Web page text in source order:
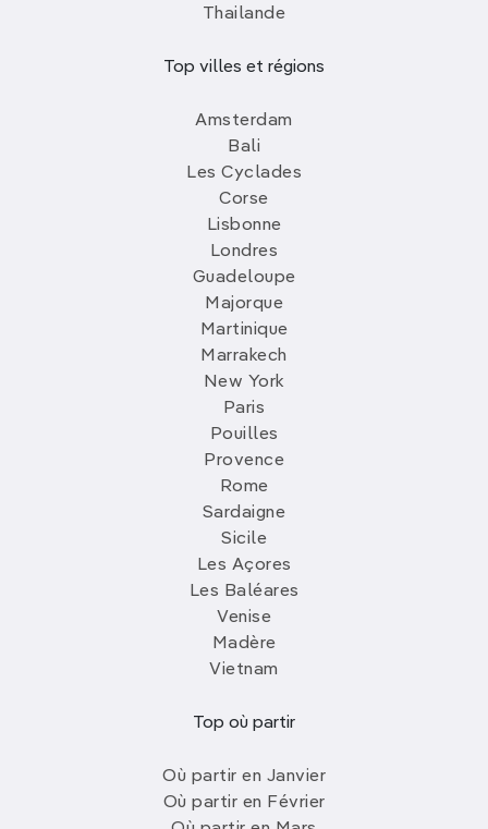
Thailande
Top villes et régions
Amsterdam
Bali
Les Cyclades
Corse
Lisbonne
Londres
Guadeloupe
Majorque
Martinique
Marrakech
New York
Paris
Pouilles
Provence
Rome
Sardaigne
Sicile
Les Açores
Les Baléares
Venise
Madère
Vietnam
Top où partir
Où partir en Janvier
Où partir en Février